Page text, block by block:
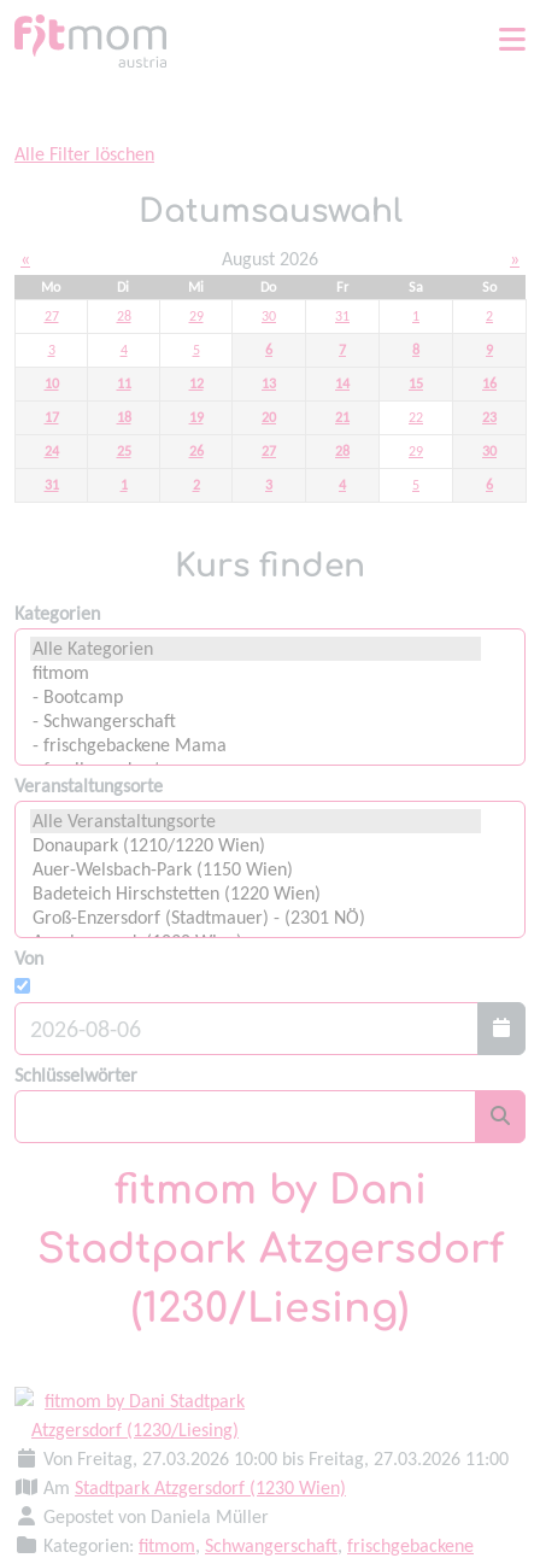
Home
Alle Filter löschen
Datumsauswahl
« August 2026 »
Mo Di Mi Do Fr Sa
So
27
28 29 30 31 1
2
3
4 5 6 7 8
9
10
11 12 13 14 15
16
17
18 19 20 21 22
23
24
25 26 27 28 29
30
31
1 2 3 4 5 6
Kurs finden
Kategorien
Veranstaltungsorte
Von
Schlüsselwörter
fitmom by Dani
Stadtpark Atzgersdorf
(1230/Liesing)
Von Freitag, 27.03.2026 10:00 bis Freitag, 27.03.2026 11:00
Am Stadtpark Atzgersdorf (1230 Wien)
Gepostet von Daniela Müller
Kategorien: fitmom, Schwangerschaft, frischgebackene